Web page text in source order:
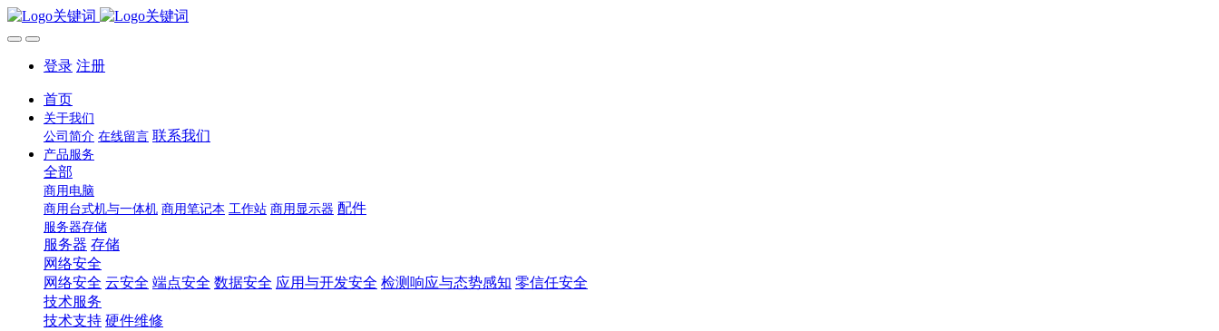
登录 注册
首页
关于我们
公司简介 在线留言 联系我们
产品服务
全部
商用电脑
商用台式机与一体机 商用笔记本 工作站 商用显示器 配件
服务器存储
服务器 存储
网络安全
网络安全 云安全 端点安全 数据安全 应用与开发安全 检测响应与态势感知 零信任安全
技术服务
技术支持 硬件维修